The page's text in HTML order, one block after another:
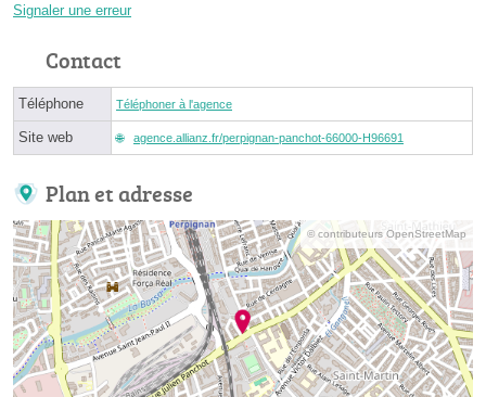
Signaler une erreur
Contact
Téléphone Téléphoner à l'agence
Site web agence.allianz.fr/perpignan-panchot-66000-H96691
Plan et adresse
© contributeurs OpenStreetMap